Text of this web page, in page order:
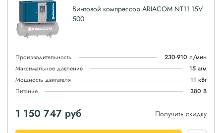
Винтовой компрессор ARIACOM NT11 15V
500
Производительность
230-910 л/мин
Максимальное давление
15 атм
Мощность двигателя
11 кВт
Питание
380 В
1 150 747 руб Получить скидку